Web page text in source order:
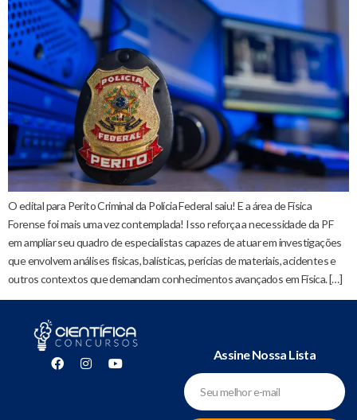
O edital para Perito Criminal da Polícia Federal saiu! E a área de Física
Forense foi mais uma vez contemplada! Isso reforça a necessidade da PF
em ampliar seu quadro de especialistas capazes de atuar em investigações
que envolvem análises físicas, balísticas, perícias de materiais, acidentes e
outros contextos que demandam conhecimentos avançados em Física. […]
Assine Nossa Lista